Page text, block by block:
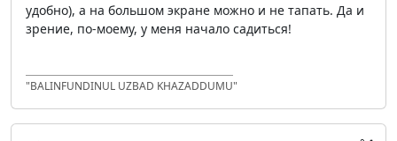
удобно), а на большом экране можно и не тапать. Да и
зрение, по-моему, у меня начало садиться!
"BALINFUNDINUL UZBAD KHAZADDUMU"